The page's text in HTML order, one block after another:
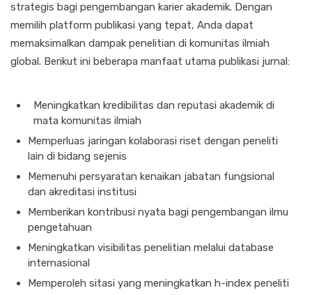
strategis bagi pengembangan karier akademik. Dengan
memilih platform publikasi yang tepat, Anda dapat
memaksimalkan dampak penelitian di komunitas ilmiah
global. Berikut ini beberapa manfaat utama publikasi jurnal:
Meningkatkan kredibilitas dan reputasi akademik di
mata komunitas ilmiah
Memperluas jaringan kolaborasi riset dengan peneliti
lain di bidang sejenis
Memenuhi persyaratan kenaikan jabatan fungsional
dan akreditasi institusi
Memberikan kontribusi nyata bagi pengembangan ilmu
pengetahuan
Meningkatkan visibilitas penelitian melalui database
internasional
Memperoleh sitasi yang meningkatkan h-index peneliti